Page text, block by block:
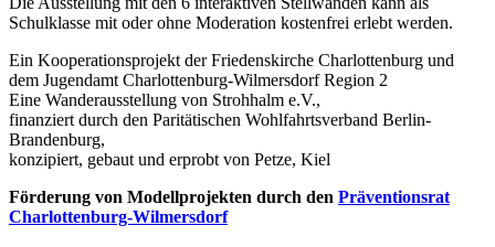
Schulklasse mit oder ohne Moderation kostenfrei erlebt werden.
Ein Kooperationsprojekt der Friedenskirche Charlottenburg und
dem Jugendamt Charlottenburg-Wilmersdorf Region 2
Eine Wanderausstellung von Strohhalm e.V.,
finanziert durch den Paritätischen Wohlfahrtsverband Berlin-
Brandenburg,
konzipiert, gebaut und erprobt von Petze, Kiel
Förderung von Modellprojekten durch den Präventionsrat
Charlottenburg-Wilmersdorf